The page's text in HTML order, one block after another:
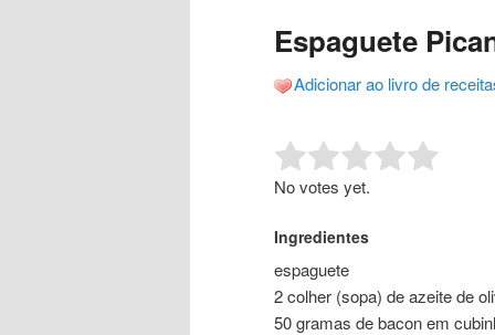
conteúdo
conteúdo
Espaguete
Adicionar ao livro de
Rate this item:
No votes yet.
Ingredientes
espaguete
2 colher (sopa) de azeite de
50 gramas de bacon em